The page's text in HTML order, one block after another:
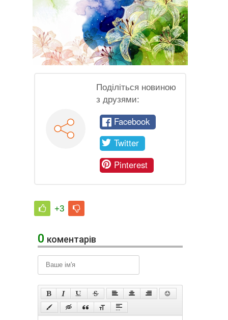
Поділіться новиною
з друзями:
Facebook
Twitter
Pinterest
+3
0 коментарів